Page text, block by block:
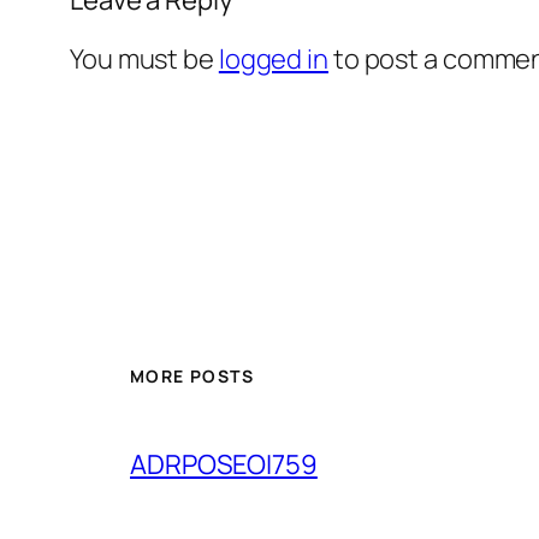
You must be logged into post a
MORE POSTS
ADRPOSEOI759